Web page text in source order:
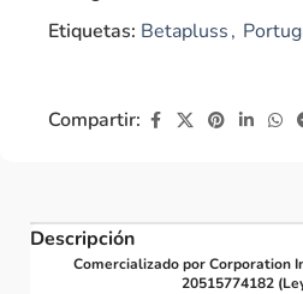
Etiquetas: Betapluss,
Compartir:
Descripción
Comercializado por Corporation
20515774182